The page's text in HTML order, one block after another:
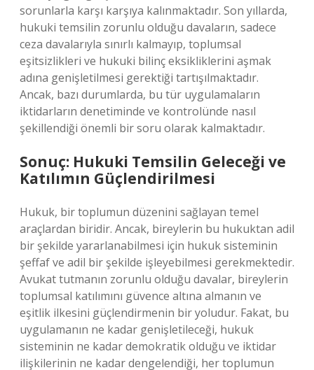
sorunlarla karşı karşıya kalınmaktadır. Son yıllarda,
hukuki temsilin zorunlu olduğu davaların, sadece
ceza davalarıyla sınırlı kalmayıp, toplumsal
eşitsizlikleri ve hukuki bilinç eksikliklerini aşmak
adına genişletilmesi gerektiği tartışılmaktadır.
Ancak, bazı durumlarda, bu tür uygulamaların
iktidarların denetiminde ve kontrolünde nasıl
şekillendiği önemli bir soru olarak kalmaktadır.
Sonuç: Hukuki Temsilin Geleceği ve
Katılımın Güçlendirilmesi
Hukuk, bir toplumun düzenini sağlayan temel
araçlardan biridir. Ancak, bireylerin bu hukuktan adil
bir şekilde yararlanabilmesi için hukuk sisteminin
şeffaf ve adil bir şekilde işleyebilmesi gerekmektedir.
Avukat tutmanın zorunlu olduğu davalar, bireylerin
toplumsal katılımını güvence altına almanın ve
eşitlik ilkesini güçlendirmenin bir yoludur. Fakat, bu
uygulamanın ne kadar genişletileceği, hukuk
sisteminin ne kadar demokratik olduğu ve iktidar
ilişkilerinin ne kadar dengelendiği, her toplumun